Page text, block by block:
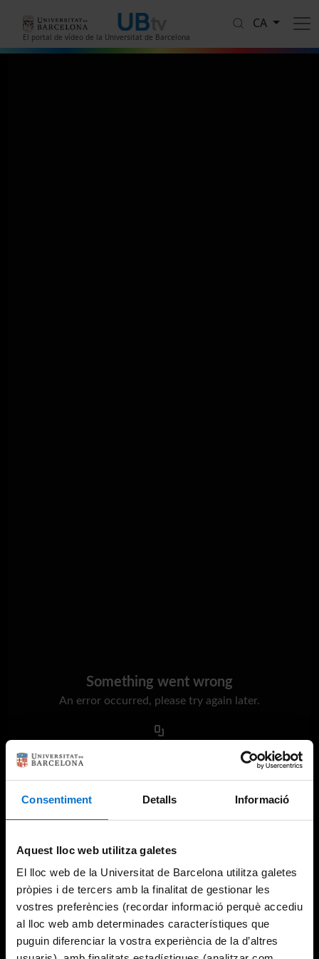
Consentiment Detalls Informació
Aquest lloc web utilitza galetes
El lloc web de la Universitat de Barcelona utilitza galetes
pròpies i de tercers amb la finalitat de gestionar les
vostres preferències (recordar informació perquè accediu
al lloc web amb determinades característiques que
puguin diferenciar la vostra experiència de la d’altres
El portal de vídeo de la Universitat de Barcelona
CA
Something went wrong
An error occurred, please try again later.